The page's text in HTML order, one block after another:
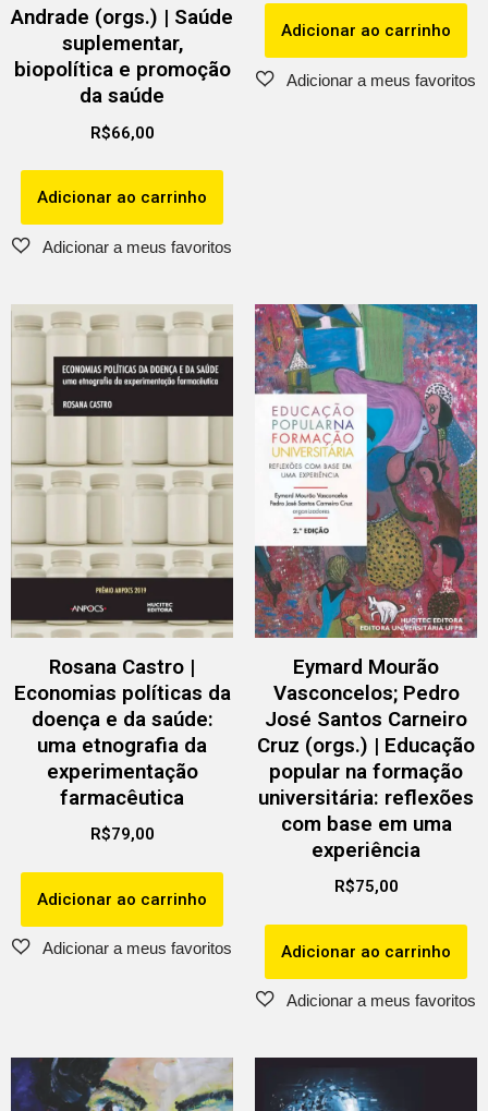
Andrade (orgs.) | Saúde
suplementar,
biopolítica e promoção
da saúde
R$66,00
Adicionar ao carrinho
Adicionar ao carrinho
Rosana Castro |
Economias políticas da
doença e da saúde:
uma etnografia da
experimentação
farmacêutica
R$79,00
Adicionar ao carrinho
Eymard Mourão
Vasconcelos; Pedro
José Santos Carneiro
Cruz (orgs.) | Educação
popular na formação
universitária: reflexões
com base em uma
experiência
R$75,00
Adicionar ao carrinho